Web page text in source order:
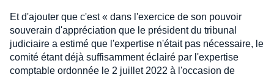
Et d'ajouter que c'est « dans l'exercice de son pouvoir
souverain d'appréciation que le président du tribunal
judiciaire a estimé que l'expertise n'était pas nécessaire, le
comité étant déjà suffisamment éclairé par l'expertise
comptable ordonnée le 2 juillet 2022 à l'occasion de